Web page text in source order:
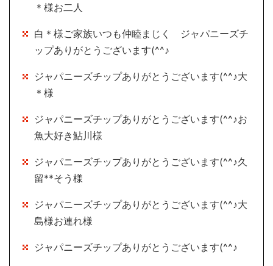
＊様お二人
白＊様ご家族いつも仲睦まじく ジャパニーズチ
ップありがとうございます(^^♪
ジャパニーズチップありがとうございます(^^♪大
＊様
ジャパニーズチップありがとうございます(^^♪お
魚大好き鮎川様
ジャパニーズチップありがとうございます(^^♪久
留**そう様
ジャパニーズチップありがとうございます(^^♪大
島様お連れ様
ジャパニーズチップありがとうございます(^^♪